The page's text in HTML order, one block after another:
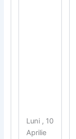
Luni , 10
Aprilie